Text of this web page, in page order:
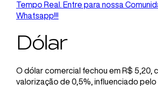
Tempo Real. Entre para nossa
Whatsapp!!!
Dólar
O dólar comercial fechou em R$ 5,20,
valorização de 0,5%, influenciado